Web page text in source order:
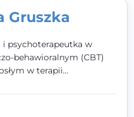
Gruszka
psychoterapeutka w
behawioralnym (CBT)
w terapii
nastolatkom od 15. roku
by naprawdę usłyszeć, z
i dobrać